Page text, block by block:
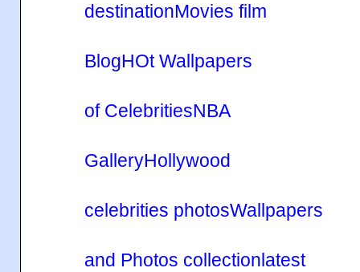
destinationMovies film
BlogHOt Wallpapers
of CelebritiesNBA
GalleryHollywood
celebrities photosWallpapers
and Photos collection latest